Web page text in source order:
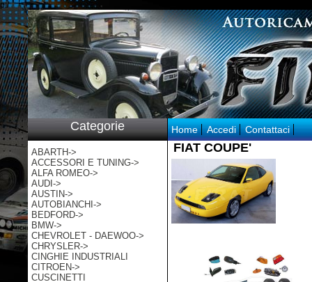
p:/
Categorie
ABARTH->
ACCESSORI E TUNING->
ALFA ROMEO->
AUDI->
AUSTIN->
AUTOBIANCHI->
BEDFORD->
BMW->
CHEVROLET - DAEWOO->
CHRYSLER->
CINGHIE INDUSTRIALI
CITROEN->
CUSCINETTI
Home Accedi Contattaci
FIAT COUPE'